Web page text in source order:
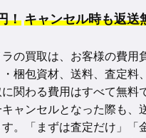
！ キャンセル時も返送
の買取は、お客様の費用
梱包資材、送料、査定料
関わる費用はすべて無料
ャンセルとなった際も、
。「まずは査定だけ」「